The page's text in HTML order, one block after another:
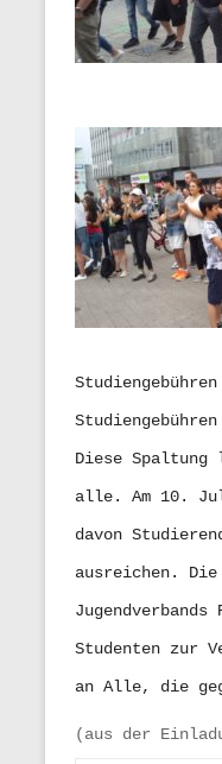
Diese
alle. Am 10.
davon
ausreichen. Die
Studenten zur
an Alle, die
(aus der